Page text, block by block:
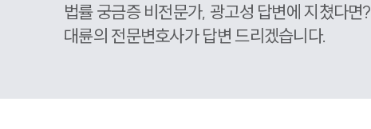
법률 궁금증 비전문가, 광고성 답변에 지쳤다면?
대륜의 전문변호사가 답변 드리겠습니다.